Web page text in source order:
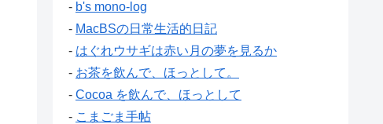
- b's mono-log
- MacBSの日常生活的日記
- はぐれウサギは赤い月の夢を見るか
- お茶を飲んで、ほっとして。
- Cocoa を飲んで、ほっとして
- こまごま手帖